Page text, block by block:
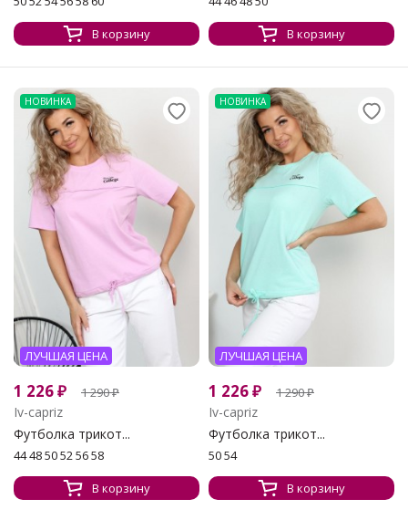
В корзину
В корзину
НОВИНКА
ЛУЧШАЯ ЦЕНА
1 226₽ 1 290₽
Iv-capriz
Футболка трикот...
44 48 50 52 56 58
В корзину
НОВИНКА
ЛУЧШАЯ ЦЕНА
1 226₽ 1 290₽
Iv-capriz
Футболка трикот...
50 54
В корзину